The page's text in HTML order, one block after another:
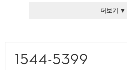
더보기 ▼